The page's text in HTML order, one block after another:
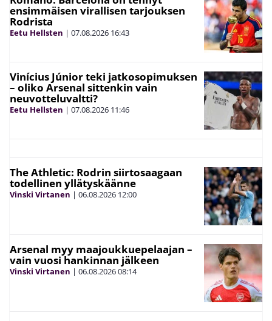
ensimmäisen virallisen tarjouksen
Rodrista
Eetu Hellsten | 07.08.2026 16:43
Vinícius Júnior teki jatkosopimuksen
– oliko Arsenal sittenkin vain
neuvotteluvaltti?
Eetu Hellsten | 07.08.2026 11:46
The Athletic: Rodrin siirtosaagaan
todellinen yllätyskäänne
Vinski Virtanen | 06.08.2026 12:00
Arsenal myy maajoukkuepelaajan –
vain vuosi hankinnan jälkeen
Vinski Virtanen | 06.08.202608:14